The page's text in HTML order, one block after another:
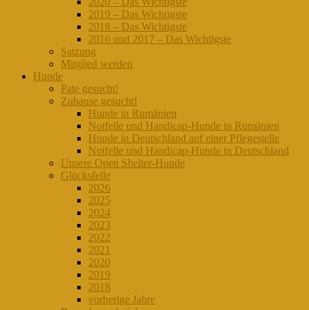
2019 – Das Wichtigste
2018 – Das Wichtigste
2016 und 2017 – Das Wichtigste
Satzung
Mitglied werden
Hunde
Pate gesucht!
Zuhause gesucht!
Hunde in Rumänien
Notfelle und Handicap-Hunde in Rumänien
Hunde in Deutschland auf einer Pflegestelle
Notfelle und Handicap-Hunde in Deutschland
Unsere Open Shelter-Hunde
Glücksfelle
2026
2025
2024
2023
2022
2021
2020
2019
2018
vorherige Jahre